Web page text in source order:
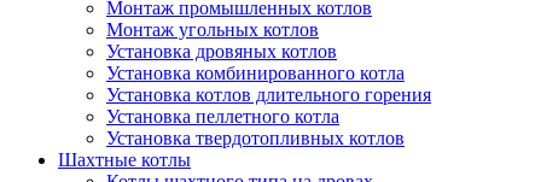
Монтаж промышленных котлов
Монтаж угольных котлов
Установка дровяных котлов
Установка комбинированного котла
Установка котлов длительного горения
Установка пеллетного котла
Установка твердотопливных котлов
Шахтные котлы